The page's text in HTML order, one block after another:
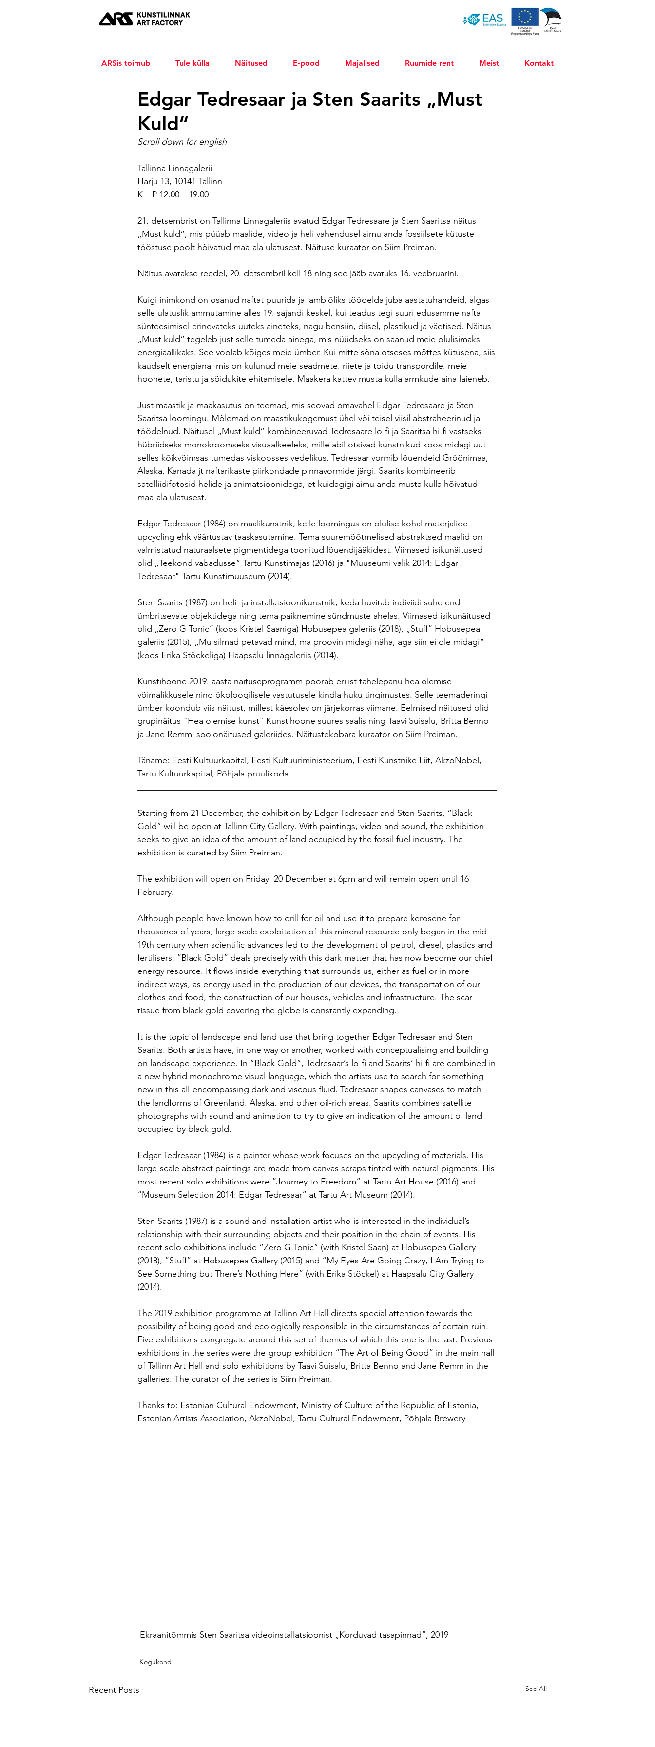
ARSis toimub Tule külla Näitused E-pood Majalised Ruumide rent Meist Kontakt
Edgar Tedresaar ja Sten Saarits „Must
Kuld“
Scroll down for english
Tallinna Linnagalerii
Harju 13, 10141 Tallinn
K – P 12.00 – 19.00
21. detsembrist on Tallinna Linnagaleriis avatud Edgar Tedresaare ja Sten Saaritsa näitus
„Must kuld“, mis püüab maalide, video ja heli vahendusel aimu anda fossiilsete kütuste
tööstuse poolt hõivatud maa-ala ulatusest. Näituse kuraator on Siim Preiman.
Näitus avatakse reedel, 20. detsembril kell 18 ning see jääb avatuks 16. veebruarini.
Kuigi inimkond on osanud naftat puurida ja lambiõliks töödelda juba aastatuhandeid, algas
selle ulatuslik ammutamine alles 19. sajandi keskel, kui teadus tegi suuri edusamme nafta
sünteesimisel erinevateks uuteks aineteks, nagu bensiin, diisel, plastikud ja väetised. Näitus
„Must kuld“ tegeleb just selle tumeda ainega, mis nüüdseks on saanud meie olulisimaks
energiaallikaks. See voolab kõiges meie ümber. Kui mitte sõna otseses mõttes kütusena, siis
kaudselt energiana, mis on kulunud meie seadmete, riiete ja toidu transpordile, meie
hoonete, taristu ja sõidukite ehitamisele. Maakera kattev musta kulla armkude aina laieneb.
Just maastik ja maakasutus on teemad, mis seovad omavahel Edgar Tedresaare ja Sten
Saaritsa loomingu. Mõlemad on maastikukogemust ühel või teisel viisil abstraheerinud ja
töödelnud. Näitusel „Must kuld“ kombineeruvad Tedresaare lo-fi ja Saaritsa hi-fi vastseks
hübriidseks monokroomseks visuaalkeeleks, mille abil otsivad kunstnikud koos midagi uut
selles kõikvõimsas tumedas viskoosses vedelikus. Tedresaar vormib lõuendeid Gröönimaa,
Alaska, Kanada jt naftarikaste piirkondade pinnavormide järgi. Saarits kombineerib
satelliidifotosid helide ja animatsioonidega, et kuidagigi aimu anda musta kulla hõivatud
maa-ala ulatusest.
Edgar Tedresaar (1984) on maalikunstnik, kelle loomingus on olulise kohal materjalide
upcycling ehk väärtustav taaskasutamine. Tema suuremõõtmelised abstraktsed maalid on
valmistatud naturaalsete pigmentidega toonitud lõuendijääkidest. Viimased isikunäitused
olid „Teekond vabadusse“ Tartu Kunstimajas (2016) ja "Muuseumi valik 2014: Edgar
Tedresaar" Tartu Kunstimuuseum (2014).
Sten Saarits (1987) on heli- ja installatsioonikunstnik, keda huvitab indiviidi suhe end
ümbritsevate objektidega ning tema paiknemine sündmuste ahelas. Viimased isikunäitused
olid „Zero G Tonic“ (koos Kristel Saaniga) Hobusepea galeriis (2018), „Stuff“ Hobusepea
galeriis (2015), „Mu silmad petavad mind, ma proovin midagi näha, aga siin ei ole midagi“
(koos Erika Stöckeliga) Haapsalu linnagaleriis (2014).
Kunstihoone 2019. aasta näituseprogramm pöörab erilist tähelepanu hea olemise
võimalikkusele ning ökoloogilisele vastutusele kindla huku tingimustes. Selle teemaderingi
ümber koondub viis näitust, millest käesolev on järjekorras viimane. Eelmised näitused olid
grupinäitus "Hea olemise kunst" Kunstihoone suures saalis ning Taavi Suisalu, Britta Benno
ja Jane Remmi soolonäitused galeriides. Näitustekobara kuraator on Siim Preiman.
Täname: Eesti Kultuurkapital, Eesti Kultuuriministeerium, Eesti Kunstnike Liit, AkzoNobel,
Tartu Kultuurkapital, Põhjala pruulikoda
Starting from 21 December, the exhibition by Edgar Tedresaar and Sten Saarits, “Black
Gold” will be open at Tallinn City Gallery. With paintings, video and sound, the exhibition
seeks to give an idea of the amount of land occupied by the fossil fuel industry. The
exhibition is curated by Siim Preiman.
The exhibition will open on Friday, 20 December at 6pm and will remain open until 16
February.
Although people have known how to drill for oil and use it to prepare kerosene for
thousands of years, large-scale exploitation of this mineral resource only began in the mid-
19th century when scientific advances led to the development of petrol, diesel, plastics and
fertilisers. “Black Gold” deals precisely with this dark matter that has now become our chief
energy resource. It flows inside everything that surrounds us, either as fuel or in more
indirect ways, as energy used in the production of our devices, the transportation of our
clothes and food, the construction of our houses, vehicles and infrastructure. The scar
tissue from black gold covering the globe is constantly expanding.
It is the topic of landscape and land use that bring together Edgar Tedresaar and Sten
Saarits. Both artists have, in one way or another, worked with conceptualising and building
on landscape experience. In “Black Gold”, Tedresaar’s lo-fi and Saarits’ hi-fi are combined in
a new hybrid monochrome visual language, which the artists use to search for something
new in this all-encompassing dark and viscous fluid. Tedresaar shapes canvases to match
the landforms of Greenland, Alaska, and other oil-rich areas. Saarits combines satellite
photographs with sound and animation to try to give an indication of the amount of land
occupied by black gold.
Edgar Tedresaar (1984) is a painter whose work focuses on the upcycling of materials. His
large-scale abstract paintings are made from canvas scraps tinted with natural pigments. His
most recent solo exhibitions were “Journey to Freedom” at Tartu Art House (2016) and
“Museum Selection 2014: Edgar Tedresaar” at Tartu Art Museum (2014).
Sten Saarits (1987) is a sound and installation artist who is interested in the individual’s
relationship with their surrounding objects and their position in the chain of events. His
recent solo exhibitions include “Zero G Tonic” (with Kristel Saan) at Hobusepea Gallery
(2018), “Stuff” at Hobusepea Gallery (2015) and “My Eyes Are Going Crazy, I Am Trying to
See Something but There’s Nothing Here” (with Erika Stöckel) at Haapsalu City Gallery
(2014).
The 2019 exhibition programme at Tallinn Art Hall directs special attention towards the
possibility of being good and ecologically responsible in the circumstances of certain ruin.
Five exhibitions congregate around this set of themes of which this one is the last. Previous
exhibitions in the series were the group exhibition “The Art of Being Good” in the main hall
of Tallinn Art Hall and solo exhibitions by Taavi Suisalu, Britta Benno and Jane Remm in the
galleries. The curator of the series is Siim Preiman.
Thanks to: Estonian Cultural Endowment, Ministry of Culture of the Republic of Estonia,
Estonian Artists Association, AkzoNobel, Tartu Cultural Endowment, Põhjala Brewery
Ekraanitõmmis Sten Saaritsa videoinstallatsioonist „Korduvad tasapinnad“, 2019
Kogukond
Recent Posts See All